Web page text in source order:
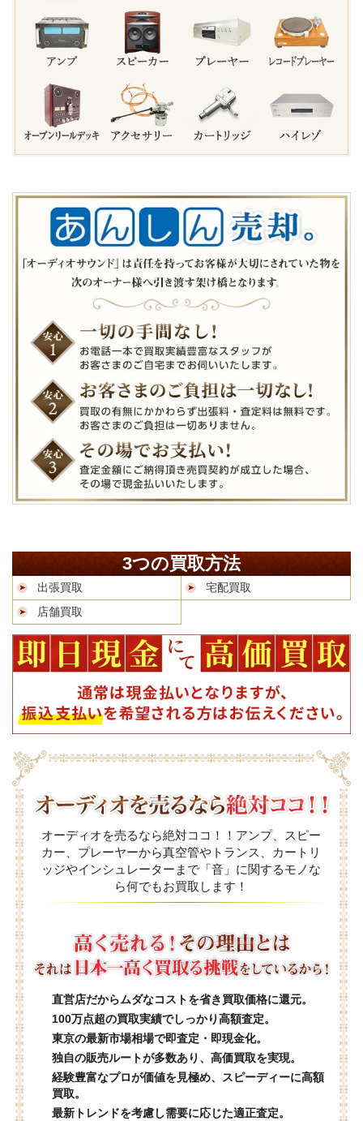
3つの買取方法
出張買取
宅配買取
店舗買取
オーディオを売るなら絶対ココ！！アンプ、スピー
カー、プレーヤーから真空管やトランス、カートリ
ッジやインシュレーターまで「音」に関するモノな
ら何でもお買取します！
直営店だからムダなコストを省き買取価格に還元。
100万点超の買取実績でしっかり高額査定。
東京の最新市場相場で即査定・即現金化。
独自の販売ルートが多数あり、高価買取を実現。
経験豊富なプロが価値を見極め、スピーディーに高額
買取。
最新トレンドを考慮し需要に応じた適正査定。